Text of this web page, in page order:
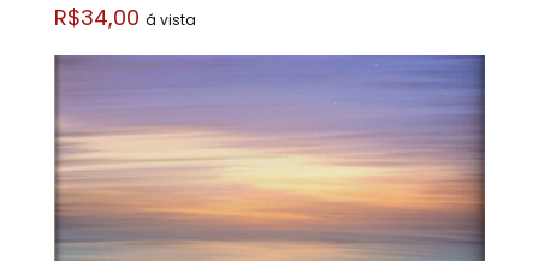
R$34,00 á vista